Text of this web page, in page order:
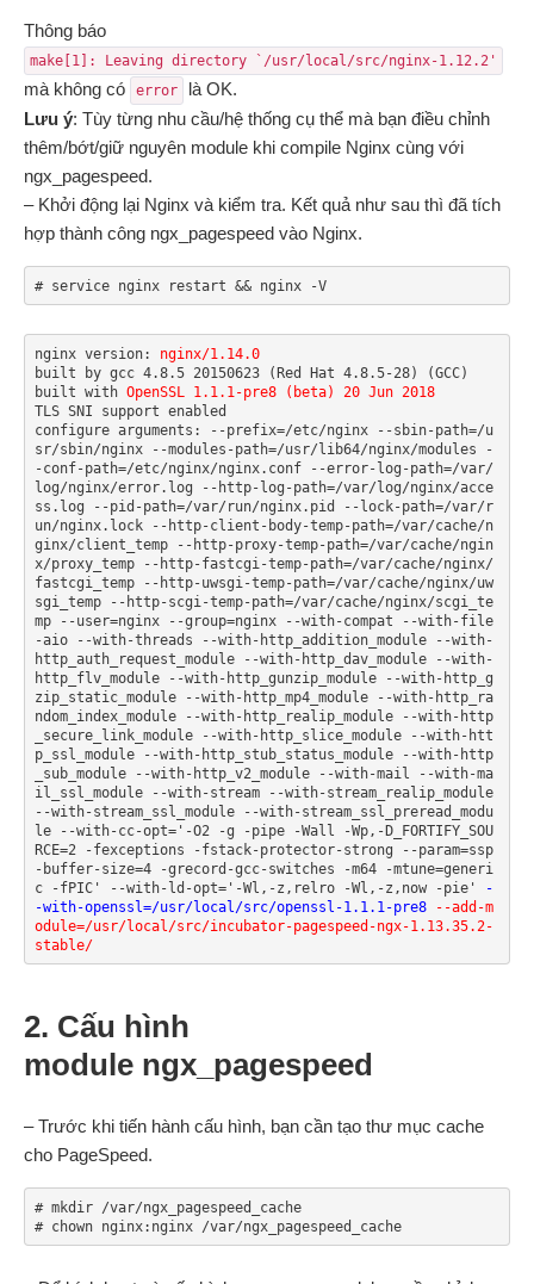
Thông báo
make[1]: Leaving directory `/usr/local/src/nginx-1.12.2'
mà không có error
là OK.
Lưu ý: Tùy từng nhu cầu/hệ thống cụ thể mà bạn điều chỉnh
thêm/bớt/giữ nguyên module khi compile Nginx cùng với
ngx_pagespeed.
– Khởi động lại Nginx và kiểm tra. Kết quả như sau thì đã tích
hợp thành công ngx_pagespeed vào Nginx.
# service nginx restart && nginx -V
nginx version:
nginx/1.14.0
built by gcc 4.8.5 20150623 (Red Hat 4.8.5-28) (GCC)
built with OpenSSL 1.1.1-pre8 (beta) 20 Jun 2018
TLS SNI support enabled
configure arguments: --prefix=/etc/nginx --sbin-path=/u
sr/sbin/nginx --modules-path=/usr/lib64/nginx/modules -
-conf-path=/etc/nginx/nginx.conf --error-log-path=/var/
log/nginx/error.log --http-log-path=/var/log/nginx/acce
ss.log --pid-path=/var/run/nginx.pid --lock-path=/var/r
un/nginx.lock --http-client-body-temp-path=/var/cache/n
ginx/client_temp --http-proxy-temp-path=/var/cache/ngin
x/proxy_temp --http-fastcgi-temp-path=/var/cache/nginx/
fastcgi_temp --http-uwsgi-temp-path=/var/cache/nginx/uw
sgi_temp --http-scgi-temp-path=/var/cache/nginx/scgi_te
mp --user=nginx --group=nginx --with-compat --with-file
-aio --with-threads --with-http_addition_module --with-
http_auth_request_module --with-http_dav_module --with-
http_flv_module --with-http_gunzip_module --with-http_g
zip_static_module --with-http_mp4_module --with-http_ra
ndom_index_module --with-http_realip_module --with-http
_secure_link_module --with-http_slice_module --with-htt
p_ssl_module --with-http_stub_status_module --with-http
_sub_module --with-http_v2_module --with-mail --with-ma
il_ssl_module --with-stream --with-stream_realip_module
--with-stream_ssl_module --with-stream_ssl_preread_modu
le --with-cc-opt='-O2 -g -pipe -Wall -Wp,-D_FORTIFY_SOU
RCE=2 -fexceptions -fstack-protector-strong --param=ssp
-buffer-size=4 -grecord-gcc-switches -m64 -mtune=generi
c -fPIC' --with-ld-opt='-Wl,-z,relro -Wl,-z,now -pie'
-
-with-openssl=/usr/local/src/openssl-1.1.1-pre8
--add-m
odule=/usr/local/src/incubator-pagespeed-ngx-1.13.35.2-
stable/
2. Cấu hình
module ngx_pagespeed
– Trước khi tiến hành cấu hình, bạn cần tạo thư mục cache
cho PageSpeed.
# mkdir /var/ngx_pagespeed_cache
# chown nginx:nginx /var/ngx_pagespeed_cache